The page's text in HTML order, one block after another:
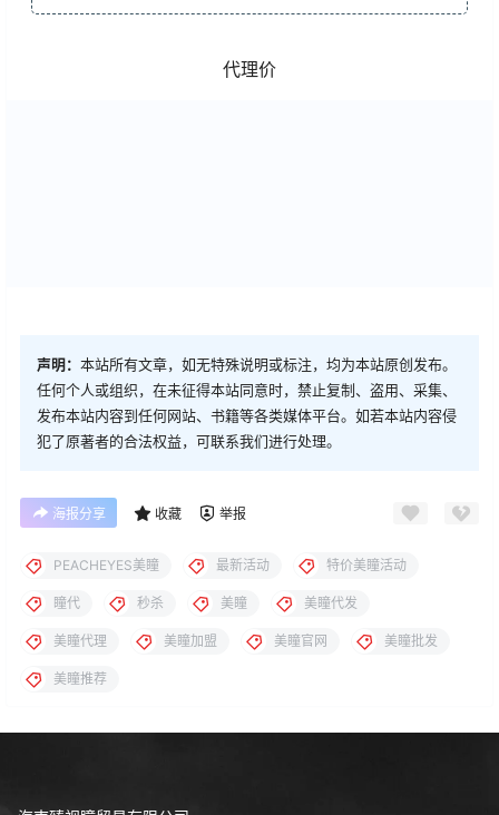
代理价
声明： 本站所有文章，如无特殊说明或标注，均为本站原创发布。
任何个人或组织，在未征得本站同意时，禁止复制、盗用、采集、
发布本站内容到任何网站、书籍等各类媒体平台。如若本站内容侵
犯了原著者的合法权益，可联系我们进行处理。
海报分享 收藏 举报
PEACHEYES美瞳 最新活动 特价美瞳活动
瞳代 秒杀 美瞳 美瞳代发
美瞳代理 美瞳加盟 美瞳官网 美瞳批发
美瞳推荐